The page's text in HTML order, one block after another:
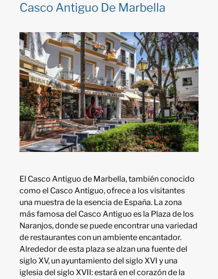
Casco Antiguo De Marbella
El Casco Antiguo de Marbella, también conocido
como el Casco Antiguo, ofrece a los visitantes
una muestra de la esencia de España. La zona
más famosa del Casco Antiguo es la Plaza de los
Naranjos, donde se puede encontrar una variedad
de restaurantes con un ambiente encantador.
Alrededor de esta plaza se alzan una fuente del
siglo XV, un ayuntamiento del siglo XVI y una
iglesia del siglo XVII: estará en el corazón de la